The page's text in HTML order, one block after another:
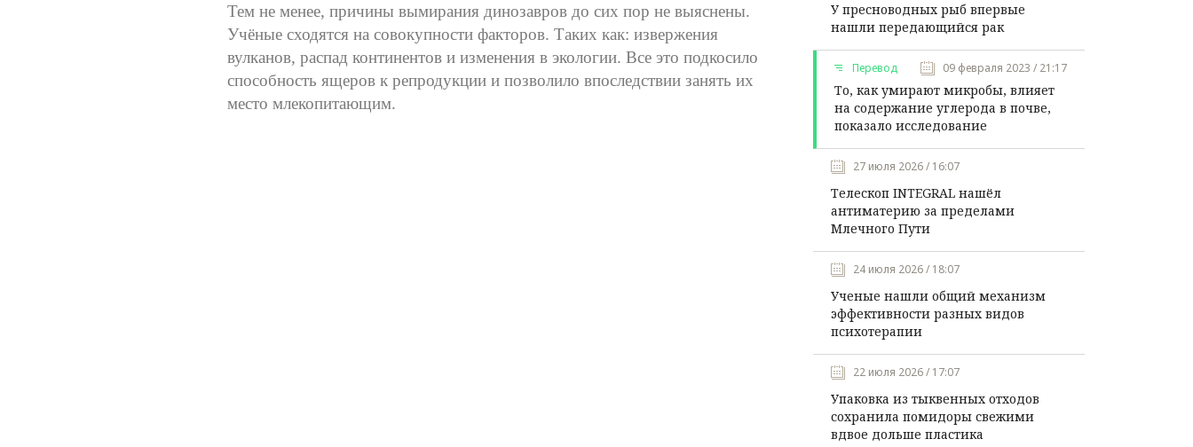
Тем не менее, причины вымирания динозавров до сих пор не выяснены.
Учёные сходятся на совокупности факторов. Таких как: извержения
вулканов, распад континентов и изменения в экологии. Все это подкосило
способность ящеров к репродукции и позволило впоследствии занять их
место млекопитающим.
У пресноводных рыб впервые
нашли передающийся рак
Перевод 09 февраля 2023 / 21:17
То, как умирают микробы, влияет
на содержание углерода в почве,
показало исследование
27 июля 2026 / 16:07
Телескоп INTEGRAL нашёл
антиматерию за пределами
Млечного Пути
24 июля 2026 / 18:07
Ученые нашли общий механизм
эффективности разных видов
психотерапии
22 июля 2026 / 17:07
Упаковка из тыквенных отходов
сохранила помидоры свежими
вдвое дольше пластика